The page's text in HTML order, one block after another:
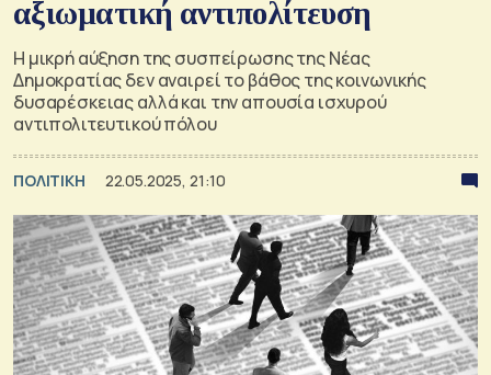
αξιωματική αντιπολίτευση
Η μικρή αύξηση της συσπείρωσης της Νέας
Δημοκρατίας δεν αναιρεί το βάθος της κοινωνικής
δυσαρέσκειας αλλά και την απουσία ισχυρού
αντιπολιτευτικού πόλου
ΠΟΛΙΤΙΚΗ 22.05.2025, 21:10